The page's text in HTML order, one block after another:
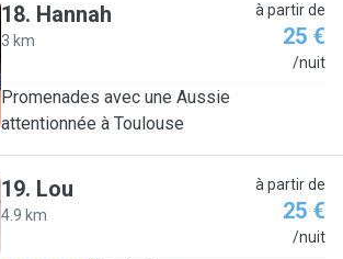
18. Hannah
3 km
à partir de
25 €
/nuit
Promenades avec une Aussie
attentionnée à Toulouse
19. Lou
4.9 km
à partir de
25 €
/nuit